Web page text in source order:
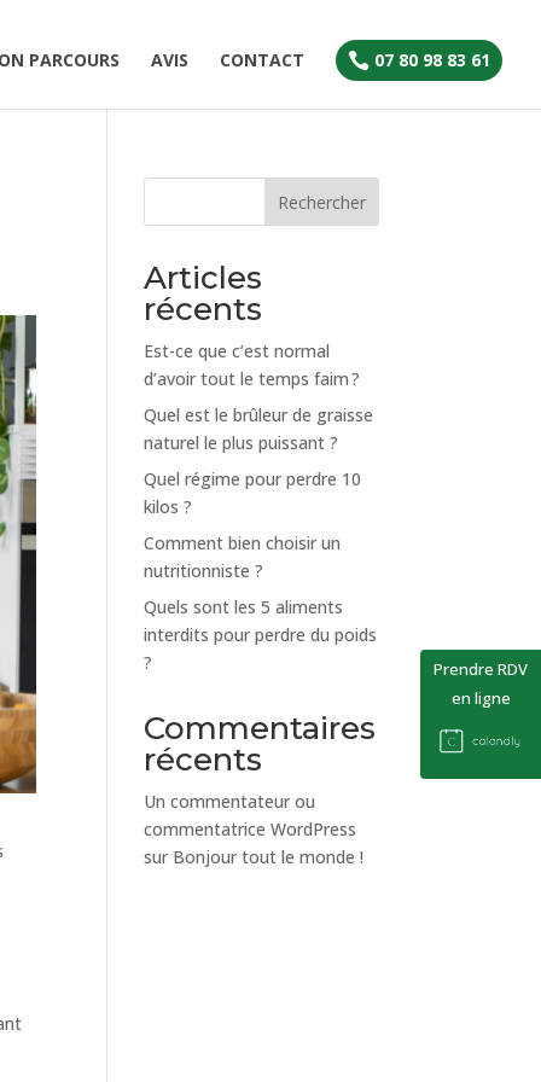
Prendre RDV
en ligne
PARCOURS AVIS CONTACT  07 80 98 83 61
Rechercher
Articles
récents
Est-ce que c’est normal
d’avoir tout le temps faim ?
Quel est le brûleur de graisse
naturel le plus puissant ?
Quel régime pour perdre 10
kilos ?
Comment bien choisir un
nutritionniste ?
Quels sont les 5 aliments
interdits pour perdre du poids
?
Commentaires
récents
Un commentateur ou
commentatrice WordPress
sur Bonjour tout le monde !